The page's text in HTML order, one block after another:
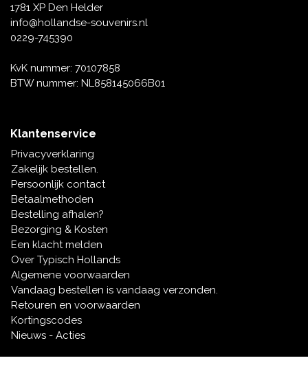
1781 XP Den Helder
info@hollandse-souvenirs.nl
0229-745390
KvK nummer: 70107858
BTW nummer: NL858145066B01
Klantenservice
Privacyverklaring
Zakelijk bestellen.
Persoonlijk contact
Betaalmethoden
Bestelling afhalen?
Bezorging & Kosten
Een klacht melden
Over Typisch Hollands
Algemene voorwaarden
Vandaag bestellen is vandaag verzonden.
Retouren en voorwaarden
Kortingscodes
Nieuws - Acties